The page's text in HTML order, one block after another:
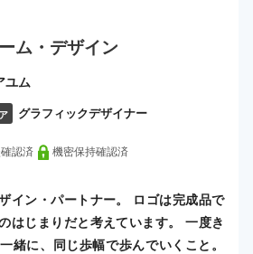
ム・デザイン
ユム
グラフィックデザイナー
認済 機密保持確認済
イン・パートナー。 ロゴは完成品で
はじまりだと考えています。 一度き
緒に、同じ歩幅で歩んでいくこと。